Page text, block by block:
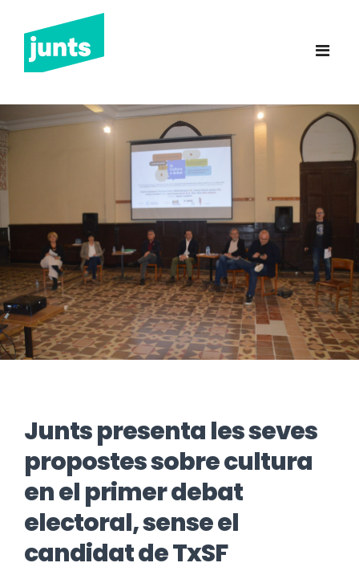
Junts Sant Feliu de
Guíxols
INICI
CANDIDATURA 2023
BUTLLETINS
INCIDÈNCIES
CONTACTE
Junts presenta les seves
propostes sobre cultura
en el primer debat
electoral, sense el
candidat de TxSF